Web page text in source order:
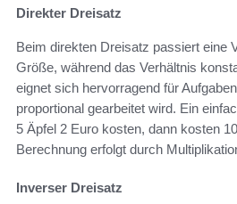
Direkter Dreisatz
Beim direkten Dreisatz passiert eine
Größe, während das Verhältnis
eignet sich hervorragend für
proportional gearbeitet wird. Ein
5 Äpfel 2 Euro kosten, dann kosten
Berechnung erfolgt durch
Inverser Dreisatz